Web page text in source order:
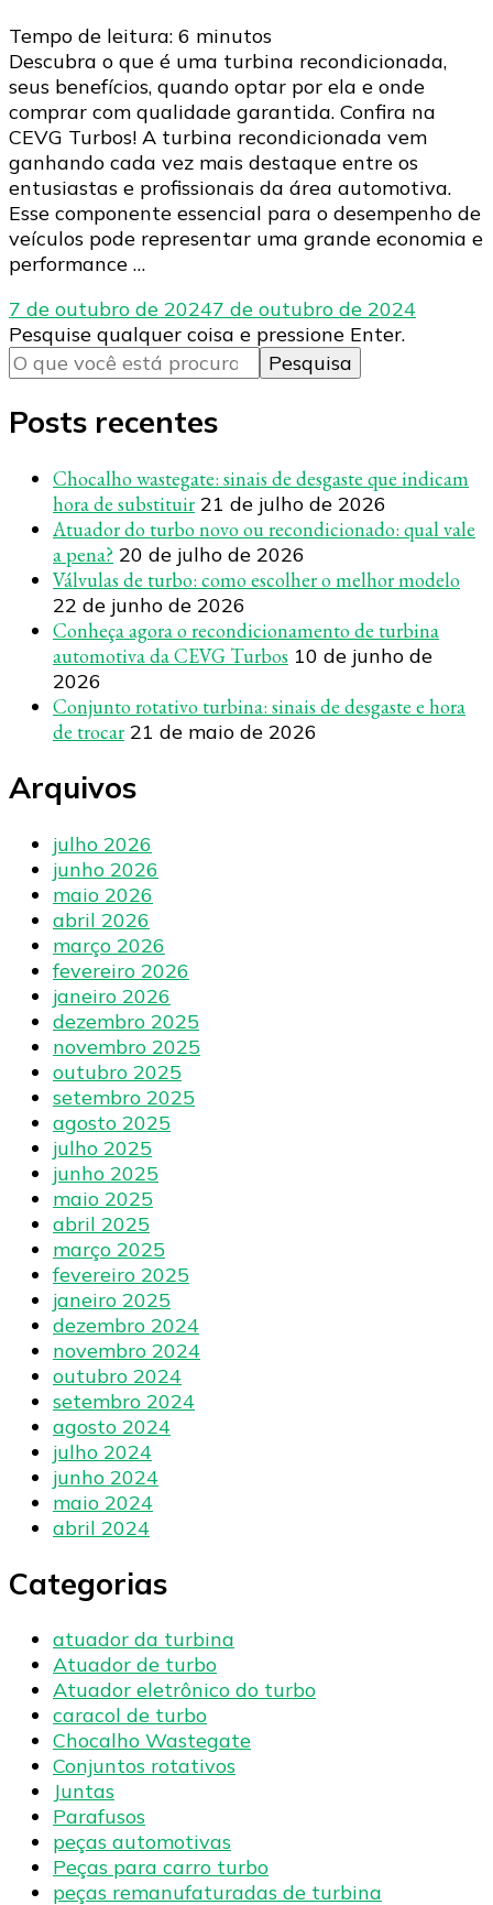
Tempo de leitura: 6 minutos
Descubra o que é uma turbina recondicionada,
seus benefícios, quando optar por ela e onde
comprar com qualidade garantida. Confira na
CEVG Turbos! A turbina recondicionada vem
ganhando cada vez mais destaque entre os
entusiastas e profissionais da área automotiva.
Esse componente essencial para o desempenho de
veículos pode representar uma grande economia e
performance …
7 de outubro de 20247 de outubro de 2024
Procurando
algo?
Pesquise qualquer coisa e pressione Enter.
Posts recentes
Chocalho wastegate: sinais de desgaste que indicam
hora de substituir 21 de julho de 2026
Atuador do turbo novo ou recondicionado: qual vale
a pena? 20 de julho de 2026
Válvulas de turbo: como escolher o melhor modelo
22 de junho de 2026
Conheça agora o recondicionamento de turbina
automotiva da CEVG Turbos 10 de junho de
2026
Conjunto rotativo turbina: sinais de desgaste e hora
de trocar 21 de maio de 2026
Arquivos
julho 2026
junho 2026
maio 2026
abril 2026
março 2026
fevereiro 2026
janeiro 2026
dezembro 2025
novembro 2025
outubro 2025
setembro 2025
agosto 2025
julho 2025
junho 2025
maio 2025
abril 2025
março 2025
fevereiro 2025
janeiro 2025
dezembro 2024
novembro 2024
outubro 2024
setembro 2024
agosto 2024
julho 2024
junho 2024
maio 2024
abril 2024
Categorias
atuador da turbina
Atuador de turbo
Atuador eletrônico do turbo
caracol de turbo
Chocalho Wastegate
Conjuntos rotativos
Juntas
Parafusos
peças automotivas
Peças para carro turbo
peças remanufaturadas de turbina